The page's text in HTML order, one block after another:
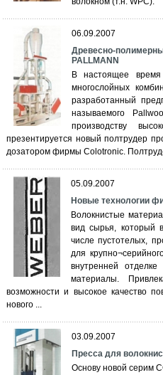
06.09.2007
Древесно-
PALLMANN
В настоящее время
многослойных
разработанный
называемого
производству
презентируется новый полтрудер
дозатором фирмы Colotronic.
05.09.2007
Новые технологии
Волокнистые
вид сырья, который
числе пустотелых,
для
внутренней
материалы.
возможности и высокое качество
нового ...
03.09.2007
Прecca для
Основу новой серим